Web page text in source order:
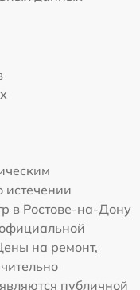
истечении
в Ростове-на-Дону
на ремонт,
публичной